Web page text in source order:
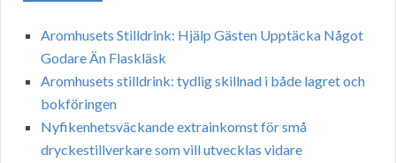
Aromhusets Stilldrink: Hjälp Gästen Upptäcka Något
Godare Än Flaskläsk
Aromhusets stilldrink: tydlig skillnad i både lagret och
bokföringen
Nyfikenhetsväckande extrainkomst för små
dryckestillverkare som vill utvecklas vidare